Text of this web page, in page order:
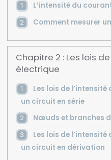
L’intensité du
Comment mesurer
Chapitre 2 : Les lois
électrique
Les lois de
un circuit en série
Nœuds et branches
Les lois de
un circuit en dérivation